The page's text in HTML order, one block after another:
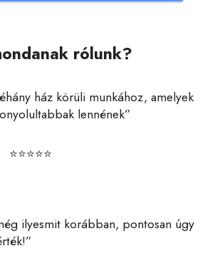
rólunk?
ház körüli munkához, amelyek
lennének”
⭐⭐⭐⭐⭐
ilyesmit korábban, pontosan úgy
”